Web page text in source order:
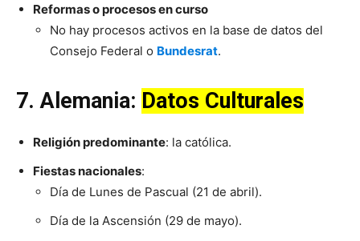
Reformas o procesos en curso
No hay procesos activos en la base de datos del
Consejo Federal o Bundesrat.
7.Alemania: Datos Culturales
Religión predominante: la católica.
Fiestas nacionales:
Día de Lunes de Pascual (21 de abril).
Día de la Ascensión (29 de mayo).